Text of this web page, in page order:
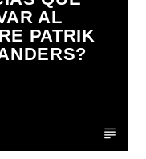
AL
PATRIK